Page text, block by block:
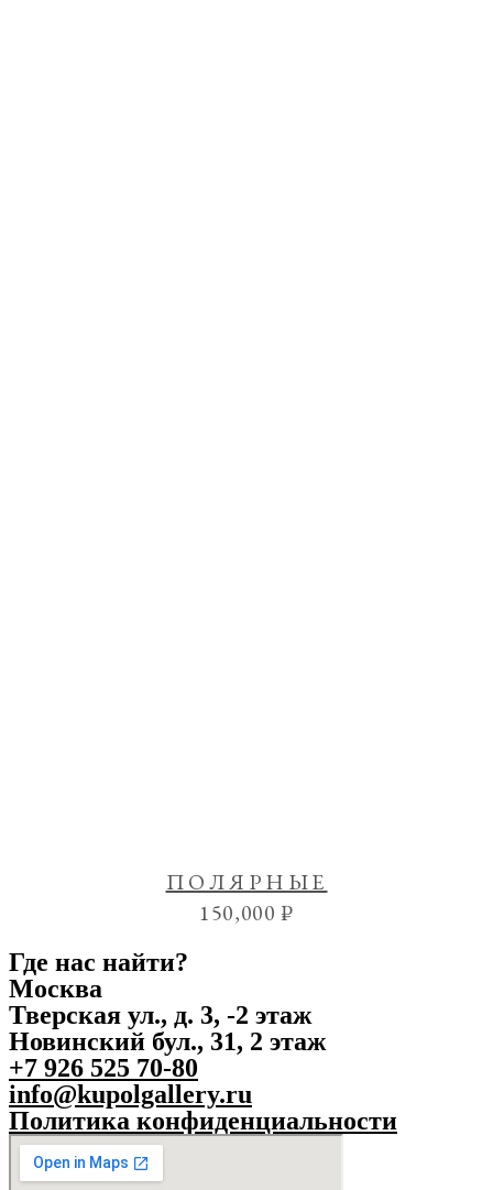
ПОЛЯРНЫЕ
150,000₽
Где нас найти?
Москва
Тверская ул., д. 3, -2 этаж
Новинский бул., 31, 2 этаж
+7 926 525 70-80
info@kupolgallery.ru
Политика конфиденциальности